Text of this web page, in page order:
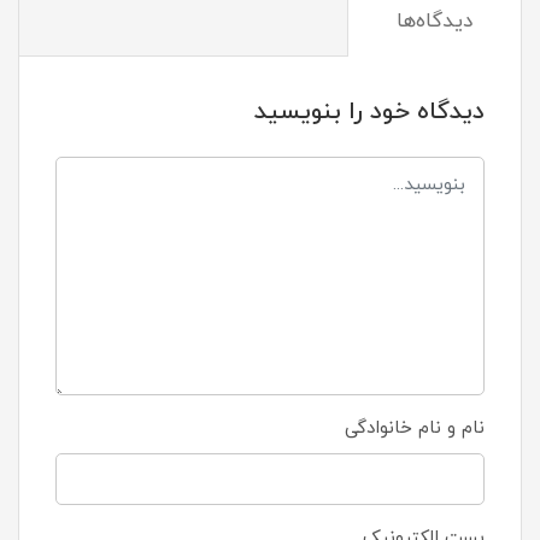
دیدگاه‌ها
دیدگاه خود را بنویسید
نام و نام خانوادگی